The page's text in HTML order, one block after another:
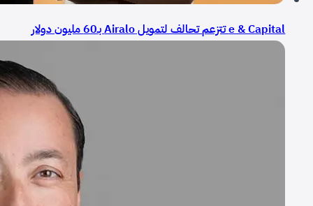
e & Capital تتزعم تحالف لتمويل Airalo بـ60 مليون دولار